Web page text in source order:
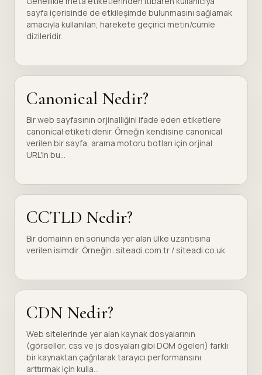
sayfa içerisinde de etkileşimde bulunmasını sağlamak
amacıyla kullanılan, harekete geçirici metin/cümle
dizileridir.
Canonical Nedir?
Bir web sayfasının orjinalliğini ifade eden etiketlere
canonical etiketi denir. Örneğin kendisine canonical
verilen bir sayfa, arama motoru botları için orjinal
URL'in bu...
CCTLD Nedir?
Bir domainin en sonunda yer alan ülke uzantısına
verilen isimdir. Örneğin: siteadi.com.tr / siteadi.co.uk
CDN Nedir?
Web sitelerinde yer alan kaynak dosyalarının
(görseller, css ve js dosyaları gibi DOM ögeleri) farklı
bir kaynaktan çağrılarak tarayıcı performansını
arttırmak için kulla...